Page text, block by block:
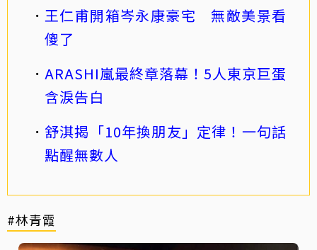
王仁甫開箱岑永康豪宅 無敵美景看
傻了
ARASHI嵐最終章落幕！5人東京巨蛋
含淚告白
舒淇揭「10年換朋友」定律！一句話
點醒無數人
#林青霞